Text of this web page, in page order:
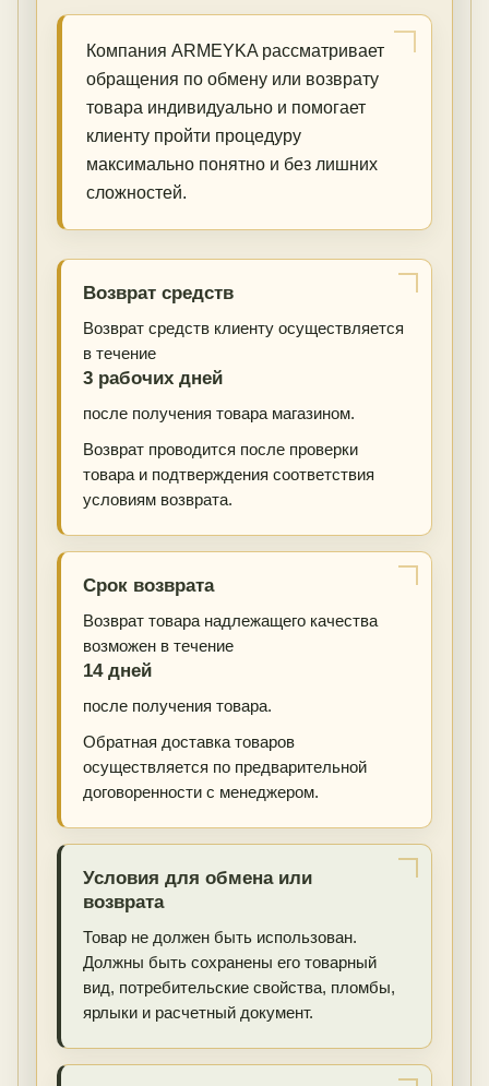
Компания ARMEYKA рассматривает
обращения по обмену или возврату
товара индивидуально и помогает
клиенту пройти процедуру
максимально понятно и без лишних
сложностей.
Возврат средств
Возврат средств клиенту осуществляется
в течение
3 рабочих дней
после получения товара магазином.
Возврат проводится после проверки
товара и подтверждения соответствия
условиям возврата.
Срок возврата
Возврат товара надлежащего качества
возможен в течение
14 дней
после получения товара.
Обратная доставка товаров
осуществляется по предварительной
договоренности с менеджером.
Условия для обмена или
возврата
Товар не должен быть использован.
Должны быть сохранены его товарный
вид, потребительские свойства, пломбы,
ярлыки и расчетный документ.